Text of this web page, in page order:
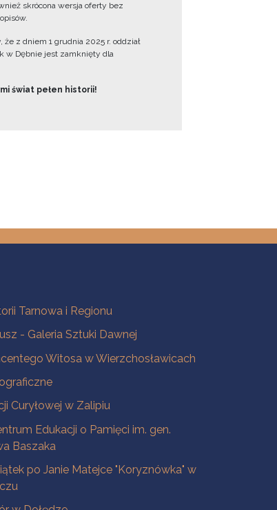
skrócona wersja oferty bez
że z dniem 1 grudnia 2025 r. oddział
w Dębnie jest zamknięty dla
świat pełen historii!
Tarnowa i Regionu
- Galeria Sztuki Dawnej
Witosa w Wierzchosławicach
Curyłowej w Zalipiu
Edukacji o Pamięci im. gen.
Baszaka
po Janie Matejce "Koryznówka" w